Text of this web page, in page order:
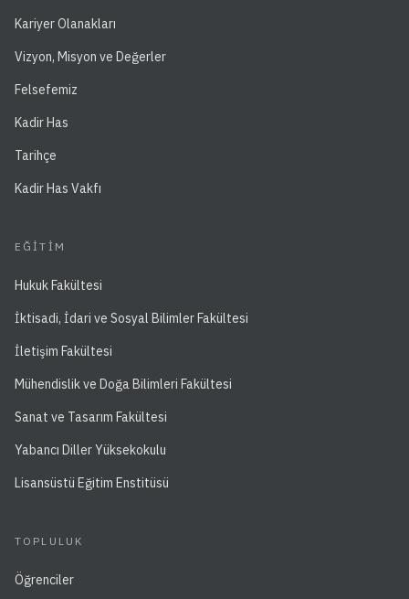
Kariyer Olanakları
Vizyon, Misyon ve Değerler
Felsefemiz
Kadir Has
Tarihçe
Kadir Has Vakfı
EĞITIM
Hukuk Fakültesi
İktisadi, İdari ve Sosyal Bilimler Fakültesi
İletişim Fakültesi
Mühendislik ve Doğa Bilimleri Fakültesi
Sanat ve Tasarım Fakültesi
Yabancı Diller Yüksekokulu
Lisansüstü Eğitim Enstitüsü
TOPLULUK
Öğrenciler